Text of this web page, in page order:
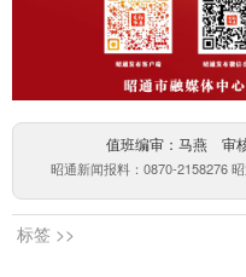
值班编审：马燕 审
昭通新闻报料：0870-2158276
标签 >>